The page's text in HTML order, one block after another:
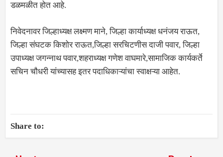
डळमळीत होत आहे.
निवेदनावर जिल्हाध्यक्ष लक्ष्मण माने, जिल्हा कार्याध्यक्ष धनंजय राऊत,
जिल्हा संघटक किशोर राऊत,जिल्हा सरचिटणीस दाजी पवार, जिल्हा
उपाध्यक्ष जगन्नाथ पवार,शहराध्यक्ष गणेश वाघमारे,सामाजिक कार्यकर्ते
सचिन चौधरी यांच्यासह इतर पदाधिकाऱ्यांचा स्वाक्षऱ्या आहेत.
Share to: